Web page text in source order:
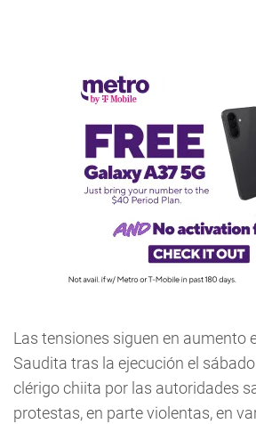
Las tensiones siguen en aumento
Saudita tras la ejecución el
clérigo chiita por las autoridades
protestas, en parte violentas, en